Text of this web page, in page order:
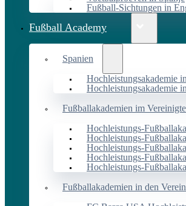
Fußball-Sichtungen in
Fußball Academy
Spanien
Hochleistungsakademie
Hochleistungsakademie
Fußballakademien im
Hochleistungs-
Hochleistungs-
Hochleistungs-
Hochleistungs-
Hochleistungs-
Fußballakademien in den